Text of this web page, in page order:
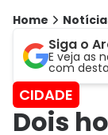
Home
Siga o
E veja as
com
CIDADE
Dois